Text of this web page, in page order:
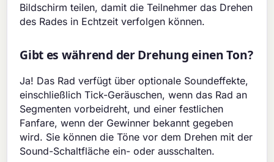
Bildschirm teilen, damit die Teilnehmer das Drehen
des Rades in Echtzeit verfolgen können.
Gibt es während der Drehung einen Ton?
Ja! Das Rad verfügt über optionale Soundeffekte,
einschließlich Tick-Geräuschen, wenn das Rad an
Segmenten vorbeidreht, und einer festlichen
Fanfare, wenn der Gewinner bekannt gegeben
wird. Sie können die Töne vor dem Drehen mit der
Sound-Schaltfläche ein- oder ausschalten.